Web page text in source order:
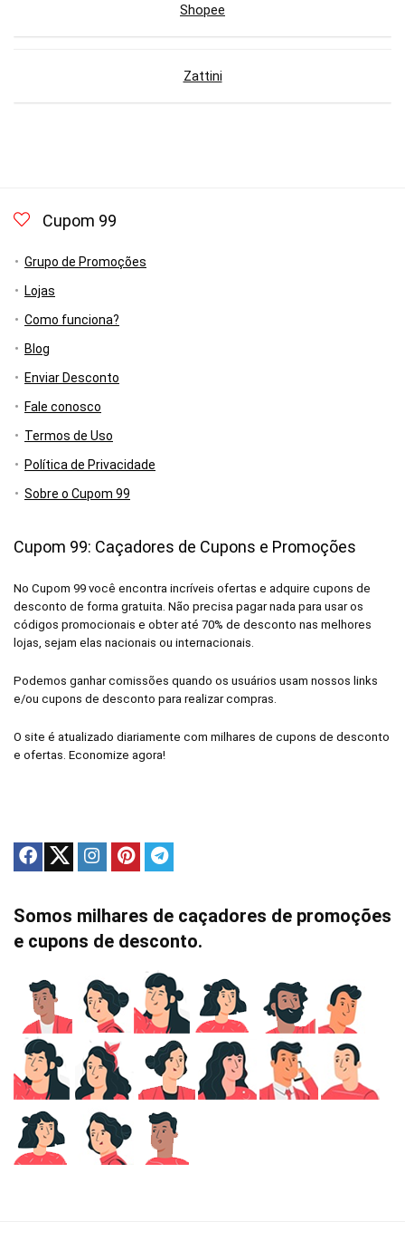
Shopee
Zattini
Cupom 99
Grupo de Promoções
Lojas
Como funciona?
Blog
Enviar Desconto
Fale conosco
Termos de Uso
Política de Privacidade
Sobre o Cupom 99
Cupom 99: Caçadores de Cupons e Promoções
No Cupom 99 você encontra incríveis ofertas e adquire cupons de
desconto de forma gratuita. Não precisa pagar nada para usar os
códigos promocionais e obter até 70% de desconto nas melhores
lojas, sejam elas nacionais ou internacionais.
Podemos ganhar comissões quando os usuários usam nossos links
e/ou cupons de desconto para realizar compras.
O site é atualizado diariamente com milhares de cupons de desconto
e ofertas. Economize agora!
Somos milhares de caçadores de promoções
e cupons de desconto.